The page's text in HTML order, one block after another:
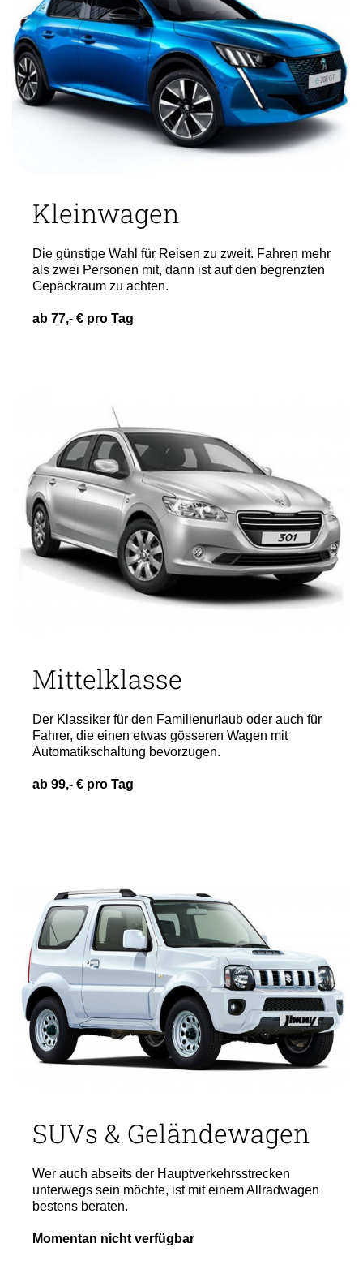
Kleinwagen
Die günstige Wahl für Reisen zu zweit. Fahren mehr
als zwei Personen mit, dann ist auf den begrenzten
Gepäckraum zu achten.
ab 77,- € pro Tag
Mittelklasse
Der Klassiker für den Familienurlaub oder auch für
Fahrer, die einen etwas gösseren Wagen mit
Automatikschaltung bevorzugen.
ab 99,- € pro Tag
SUVs & Geländewagen
Wer auch abseits der Hauptverkehrsstrecken
unterwegs sein möchte, ist mit einem Allradwagen
bestens beraten.
Momentan nicht verfügbar